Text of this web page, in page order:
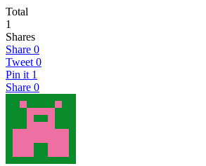
Total
1
Shares
Share 0
Tweet 0
Pin it 1
Share 0